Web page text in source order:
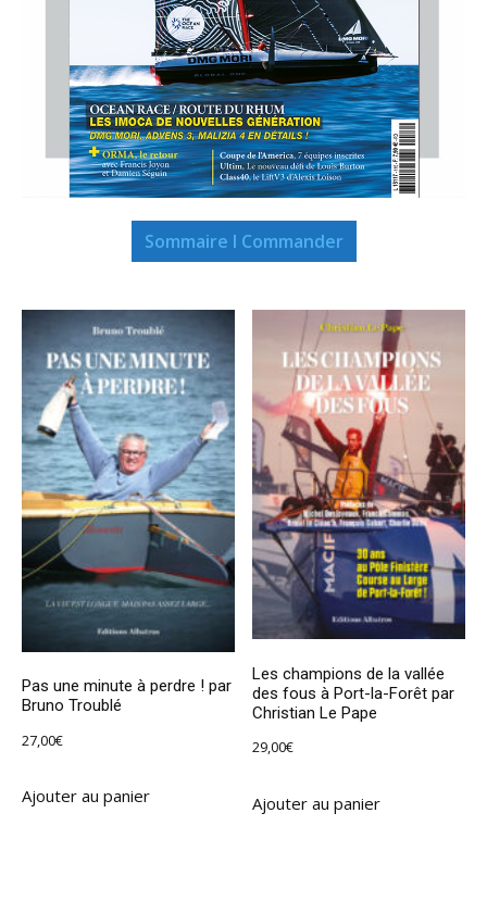
Sommaire I Commander
Pas une minute à perdre ! par
Bruno Troublé
27,00€
Ajouter au panier
Les champions de la vallée
des fous à Port-la-Forêt par
Christian Le Pape
29,00€
Ajouter au panier